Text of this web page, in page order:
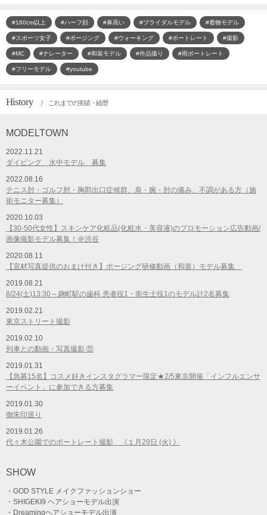
#160cm以上 #ハーフ顔 #鼻高い #ブライダルモデル #着物モデル
#スポーツ女子 #ポージング #ウォーキング #ポートレート #撮影
#MC #ナレーター #和装モデル #作品撮り #雨ポートレート
#フリーモデル #youtube
History / これまでの実績・経歴
MODELTOWN
2022.11.21
ダイビング 水中モデル 募集
2022.08.16
テニス肘・ゴルフ肘・胸郭出口症候群、肩・腕・肘の痛み、不調がある方（施
術モニター募集）
2020.10.03
【30-50代女性】スキンケア化粧品(化粧水・美容液)のプロモーション広告動画/
画像撮影モデル募集！＠渋谷
2020.08.11
【宣材写真提供のおまけ付き】ポージング研修動画（和装）モデル募集
2019.08.21
8/24(土)13:30～麹町駅の歯科 患者役1・衛生士役1のモデル計2名募集
2019.02.21
東京ストリート撮影
2019.02.10
列車との動画・写真撮影 ⑪
2019.01.31
【急募15名】コスメ好きインスタグラマー限定★2/5東京開催「インフルエンサ
ーイベント」に参加できる方募集
2019.01.30
御朱印巡り
2019.01.26
代々木公園でのポートレート撮影 《１月29日 (火) 》
SHOW
・GOD STYLE メイクファッションショー
・SHIGEKI9 ヘアショーモデル出演
・Dreamingヘアショーモデル出演